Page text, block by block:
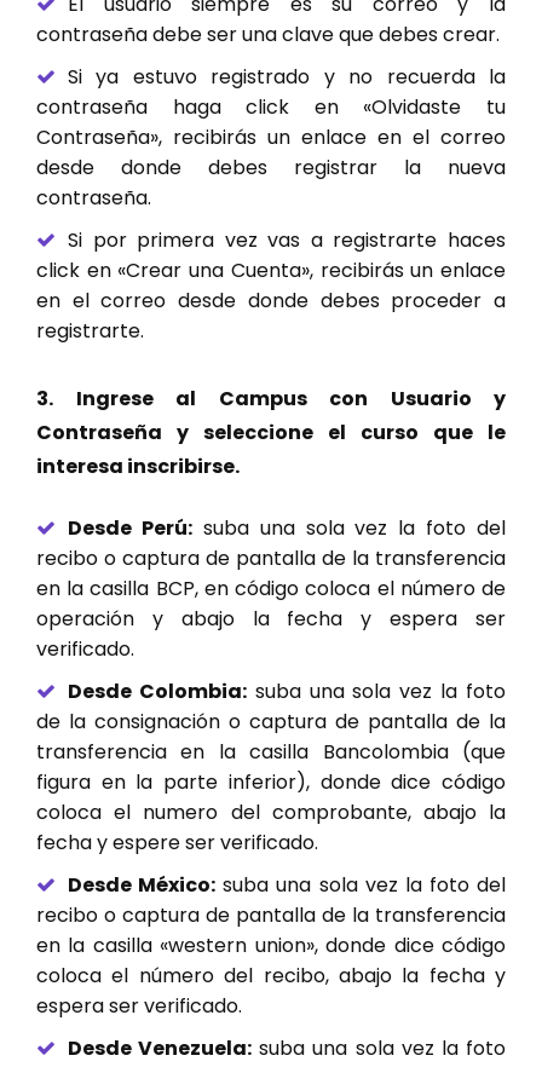
contraseña debe ser una clave que debes crear.
Si ya estuvo registrado y no recuerda la
contraseña haga click en «Olvidaste tu
Contraseña», recibirás un enlace en el correo
desde donde debes registrar la nueva
contraseña.
Si por primera vez vas a registrarte haces
click en «Crear una Cuenta», recibirás un enlace
en el correo desde donde debes proceder a
registrarte.
3. Ingrese al Campus con Usuario y
Contraseña y seleccione el curso que le
interesa inscribirse.
Desde Perú:suba una sola vez la foto del
recibo o captura de pantalla de la transferencia
en la casilla BCP, en código coloca el número de
operación y abajo la fecha y espera ser
verificado.
Desde Colombia:suba una sola vez la foto
de la consignación o captura de pantalla de la
transferencia en la casilla Bancolombia (que
figura en la parte inferior), donde dice código
coloca el numero del comprobante, abajo la
fecha y espere ser verificado.
Desde México: suba una sola vez la foto del
recibo o captura de pantalla de la transferencia
en la casilla «western union», donde dice código
coloca el número del recibo, abajo la fecha y
espera ser verificado.
Desde Venezuela: suba una sola vez la foto